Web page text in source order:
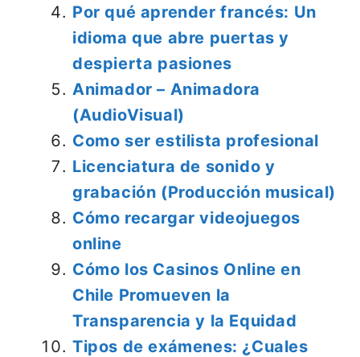
Por qué aprender francés: Un
idioma que abre puertas y
despierta pasiones
Animador – Animadora
(AudioVisual)
Como ser estilista profesional
Licenciatura de sonido y
grabación (Producción musical)
Cómo recargar videojuegos
online
Cómo los Casinos Online en
Chile Promueven la
Transparencia y la Equidad
Tipos de exámenes: ¿Cuales